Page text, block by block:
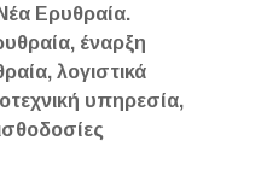
Ερυθραία.
έναρξη
λογιστικά
υπηρεσία,